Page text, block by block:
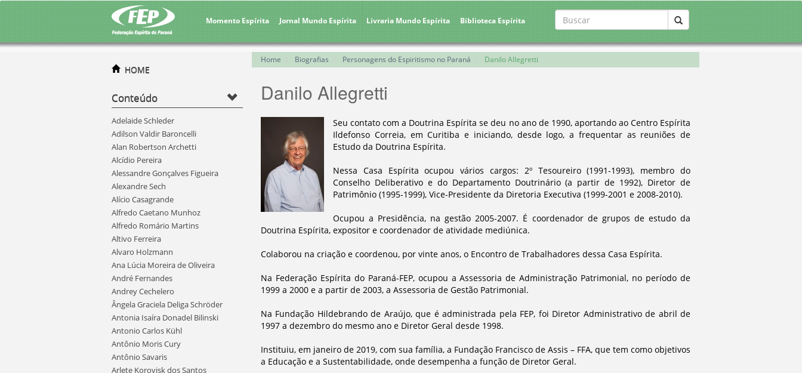
Momento Espírita Jornal Mundo Espírita Livraria Mundo Espírita Biblioteca Espírita
HOME
Conteúdo
Adelaide Schleder
Adilson Valdir Baroncelli
Alan Robertson Archetti
Alcídio Pereira
Alessandre Gonçalves Figueira
Alexandre Sech
Alício Casagrande
Alfredo Caetano Munhoz
Alfredo Romário Martins
Altivo Ferreira
Alvaro Holzmann
Ana Lúcia Moreira de Oliveira
André Fernandes
Andrey Cechelero
Ângela Graciela Deliga Schröder
Antonia Isaíra Donadel Bilinski
Antonio Carlos Kühl
Antônio Moris Cury
Antônio Savaris
Arlete Korovisk dos Santos
Home Biografias Personagens do Espiritismo no Paraná Danilo Allegretti
Danilo Allegretti
Seu contato com a Doutrina Espírita se deu no ano de 1990, aportando ao Centro Espírita
Ildefonso Correia, em Curitiba e iniciando, desde logo, a frequentar as reuniões de
Estudo da Doutrina Espírita.
Nessa Casa Espírita ocupou vários cargos: 2º Tesoureiro (1991-1993), membro do
Conselho Deliberativo e do Departamento Doutrinário (a partir de 1992), Diretor de
Patrimônio (1995-1999), Vice-Presidente da Diretoria Executiva (1999-2001 e 2008-2010).
Ocupou a Presidência, na gestão 2005-2007. É coordenador de grupos de estudo da
Doutrina Espírita, expositor e coordenador de atividade mediúnica.
Colaborou na criação e coordenou, por vinte anos, o Encontro de Trabalhadores dessa Casa Espírita.
Na Federação Espírita do Paraná-FEP, ocupou a Assessoria de Administração Patrimonial, no período de
1999 a 2000 e a partir de 2003, a Assessoria de Gestão Patrimonial.
Na Fundação Hildebrando de Araújo, que é administrada pela FEP, foi Diretor Administrativo de abril de
1997 a dezembro do mesmo ano e Diretor Geral desde 1998.
Instituiu, em janeiro de 2019, com sua família, a Fundação Francisco de Assis – FFA, que tem como objetivos
a Educação e a Sustentabilidade, onde desempenha a função de Diretor Geral.